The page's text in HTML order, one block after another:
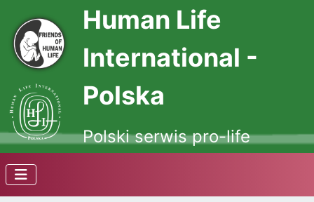
Human Life
International -
Polska
Polski serwis pro-life